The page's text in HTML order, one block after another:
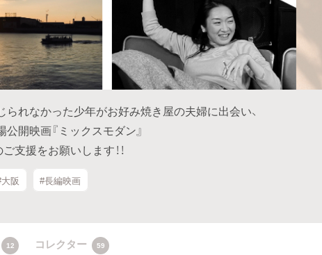
れなかった少年がお好み焼き屋の夫婦に出会い、
開映画『ミックスモダン』
支援をお願いします！！
阪 #長編映画
12 コレクター 59